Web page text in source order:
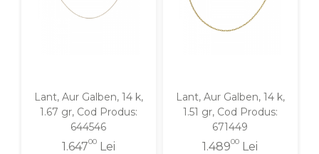
Lant, Aur Galben, 14 k,
1.67 gr, Cod Produs:
644546
1.64700Lei
Lant, Aur Galben, 14 k,
1.51 gr, Cod Produs:
671449
1.48900 Lei